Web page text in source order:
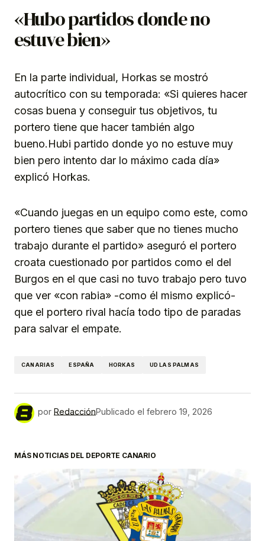
«Hubo partidos donde no
estuve bien»
En la parte individual, Horkas se mostró
autocrítico con su temporada: «Si quieres hacer
cosas buena y conseguir tus objetivos, tu
portero tiene que hacer también algo
bueno.Hubi partido donde yo no estuve muy
bien pero intento dar lo máximo cada día»
explicó Horkas.
«Cuando juegas en un equipo como este, como
portero tienes que saber que no tienes mucho
trabajo durante el partido» aseguró el portero
croata cuestionado por partidos como el del
Burgos en el que casi no tuvo trabajo pero tuvo
que ver «con rabia» -como él mismo explicó-
que el portero rival hacía todo tipo de paradas
para salvar el empate.
CANARIAS ESPAÑA HORKAS UD LAS PALMAS
por RedacciónPublicado el febrero 19, 2026
MÁS NOTICIAS DEL DEPORTE CANARIO